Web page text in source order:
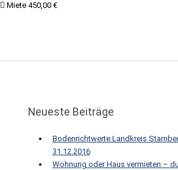
Miete 450,00 €
Neueste Beiträge
Bodenrichtwerte Landkreis
31.12.2016
Wohnung oder Haus vermieten –